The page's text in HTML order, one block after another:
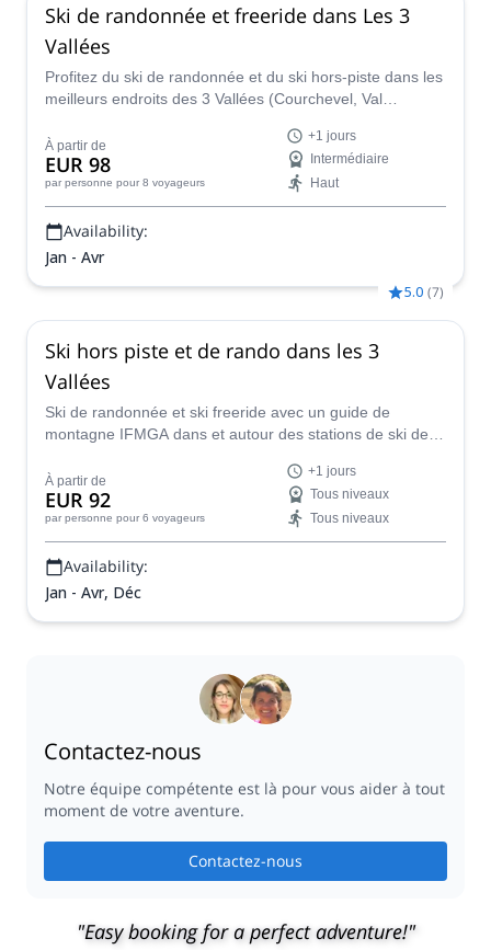
Ski de randonnée et freeride dans Les 3
Vallées
Profitez du ski de randonnée et du ski hors-piste dans les
meilleurs endroits des 3 Vallées (Courchevel, Val
la poudreuse les plus incroyables avec un guide certifié.
À partir de
EUR 98
par personne pour 8 voyageurs
+1 jours
Intermédiaire
Haut
Availability:
Jan - Avr
5.0 (7)
Ski hors piste et de rando dans les 3
Vallées
Ski de randonnée et ski freeride avec un guide de
montagne IFMGA dans et autour des stations de ski des
de Belleville, Les Menuires, La Tania...
À partir de
EUR 92
par personne pour 6 voyageurs
+1 jours
Tous niveaux
Tous niveaux
Availability:
Jan - Avr, Déc
Contactez-nous
Notre équipe compétente est là pour vous aider à tout
moment de votre aventure.
Contactez-nous
"Easy booking for a perfect adventure!"